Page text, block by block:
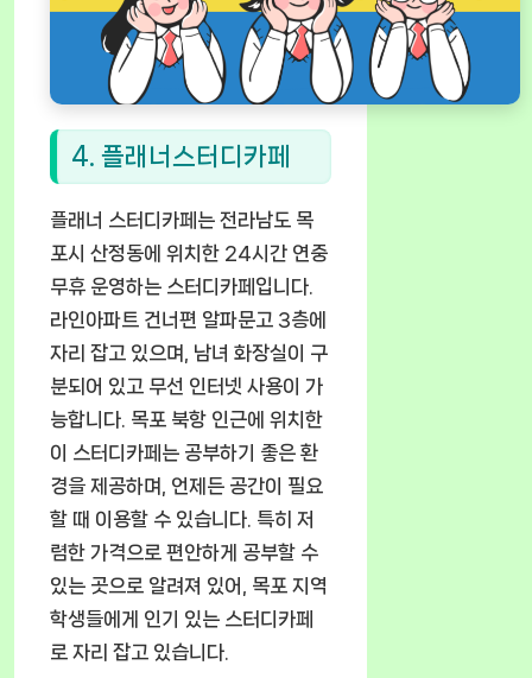
4. 플래너스터디카페
플래너 스터디카페는 전라남도 목
포시 산정동에 위치한 24시간 연중
무휴 운영하는 스터디카페입니다.
라인아파트 건너편 알파문고 3층에
자리 잡고 있으며, 남녀 화장실이 구
분되어 있고 무선 인터넷 사용이 가
능합니다. 목포 북항 인근에 위치한
이 스터디카페는 공부하기 좋은 환
경을 제공하며, 언제든 공간이 필요
할 때 이용할 수 있습니다. 특히 저
렴한 가격으로 편안하게 공부할 수
있는 곳으로 알려져 있어, 목포 지역
학생들에게 인기 있는 스터디카페
로 자리 잡고 있습니다.